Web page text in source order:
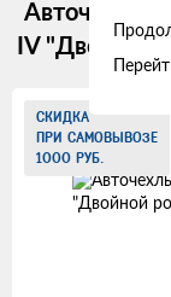
Авточехлы
IV "Двойной
товаров
СКИДКА
ПРИ САМОВЫВОЗЕ
1000 РУБ.